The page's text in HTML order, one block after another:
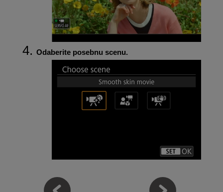
Odaberite posebnu scenu.